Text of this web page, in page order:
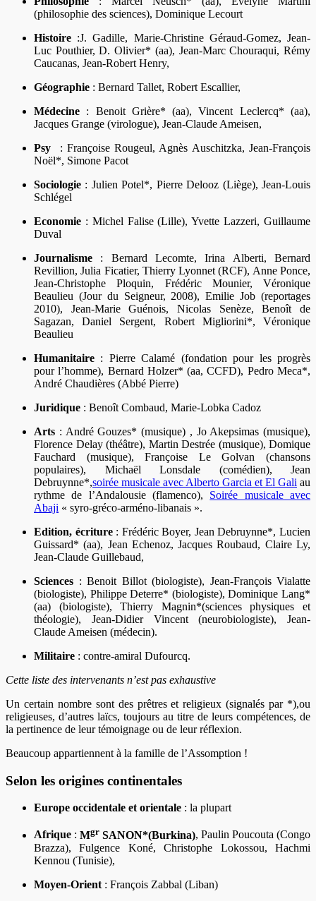
(philosophie des sciences), Dominique Lecourt
Histoire :J. Gadille, Marie-Christine Géraud-Gomez, Jean-
Luc Pouthier, D. Olivier* (aa), Jean-Marc Chouraqui, Rémy
Caucanas, Jean-Robert Henry,
Géographie : Bernard Tallet, Robert Escallier,
Médecine : Benoit Grière* (aa), Vincent Leclercq* (aa),
Jacques Grange (virologue), Jean-Claude Ameisen,
Psy
: Françoise Rougeul, Agnès Auschitzka, Jean-François
Noël*, Simone Pacot
Sociologie : Julien Potel*, Pierre Delooz (Liège), Jean-Louis
Schlégel
Economie : Michel Falise (Lille), Yvette Lazzeri, Guillaume
Duval
Journalisme : Bernard Lecomte, Irina Alberti, Bernard
Revillion, Julia Ficatier, Thierry Lyonnet (RCF), Anne Ponce,
Jean-Christophe Ploquin, Frédéric Mounier, Véronique
Beaulieu (Jour du Seigneur, 2008), Emilie Job (reportages
2010), Jean-Marie Guénois, Nicolas Senèze, Benoît de
Sagazan, Daniel Sergent, Robert Migliorini*, Véronique
Beaulieu
Humanitaire : Pierre Calamé (fondation pour les progrès
pour l’homme), Bernard Holzer* (aa, CCFD), Pedro Meca*,
André Chaudières (Abbé Pierre)
Juridique : Benoît Combaud, Marie-Lobka Cadoz
Arts : André Gouzes* (musique) , Jo Akepsimas (musique),
Florence Delay (théâtre), Martin Destrée (musique), Domique
Fauchard (musique), Françoise Le Golvan (chansons
populaires), Michaël Lonsdale (comédien), Jean
Debruynne*,soirée musicale avec Alberto Garcia et El Gali au
rythme de l’Andalousie (flamenco), Soirée musicale avec
Abaji « syro-gréco-arméno-libanais ».
Edition, écriture: Frédéric Boyer, Jean Debruynne*, Lucien
Guissard* (aa), Jean Echenoz, Jacques Roubaud, Claire Ly,
Jean-Claude Guillebaud,
Sciences : Benoit Billot (biologiste), Jean-François Vialatte
(biologiste), Philippe Deterre* (biologiste), Dominique Lang*
(aa) (biologiste), Thierry Magnin*(sciences physiques et
théologie), Jean-Didier Vincent (neurobiologiste), Jean-
Claude Ameisen (médecin).
Militaire : contre-amiral Dufourcq.
Cette liste des intervenants n’est pas exhaustive
Un certain nombre sont des prêtres et religieux (signalés par *),ou
religieuses, d’autres laïcs, toujours au titre de leurs compétences, de
la pertinence de leur témoignage ou de leur réflexion.
Beaucoup appartiennent à la famille de l’Assomption !
Selon les origines continentales
Europe occidentale et orientale : la plupart
Afrique : Mgr SANON*(Burkina), Paulin Poucouta (Congo
Brazza), Fulgence Koné, Christophe Lokossou, Hachmi
Kennou (Tunisie),
Moyen-Orient : François Zabbal (Liban)